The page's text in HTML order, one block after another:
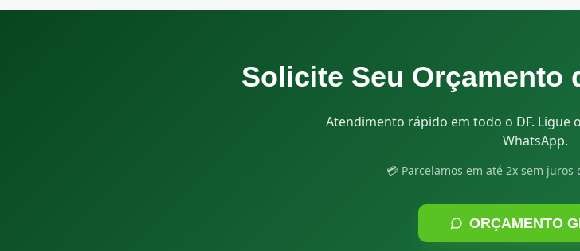
Solicite Seu Orçamento
Atendimento rápido em todo o DF. Ligue
WhatsApp.
💳 Parcelamos em até 2x sem juros
ORÇAMENTO